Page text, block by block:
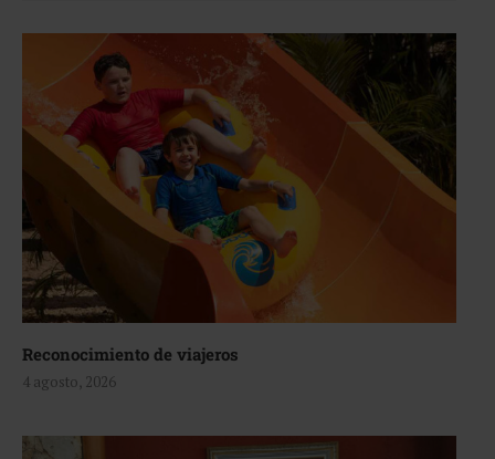
Reconocimiento de viajeros
4 agosto, 2026